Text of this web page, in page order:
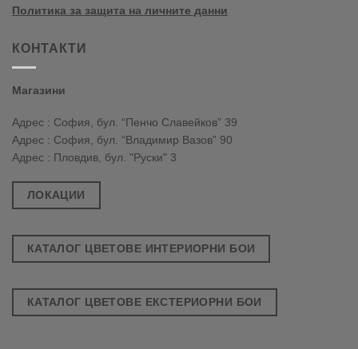
Политика за защита на личните данни
КОНТАКТИ
Магазини
Адрес : София, бул. “Пенчо Славейков” 39
Адрес : София, бул. “Владимир Вазов” 90
Адрес : Пловдив, бул. "Руски" 3
ЛОКАЦИИ
КАТАЛОГ ЦВЕТОВЕ ИНТЕРИОРНИ БОИ
КАТАЛОГ ЦВЕТОВЕ ЕКСТЕРИОРНИ БОИ